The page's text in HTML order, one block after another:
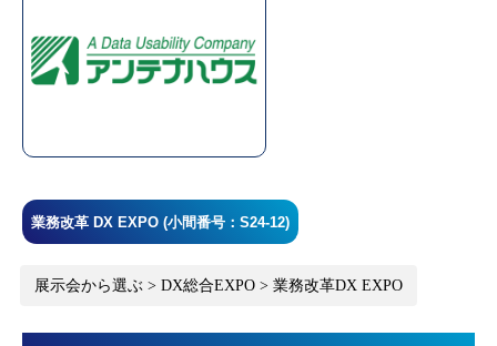
業務改革 DX EXPO (小間番号：S24-12)
展示会から選ぶ > DX総合EXPO > 業務改革DX EXPO